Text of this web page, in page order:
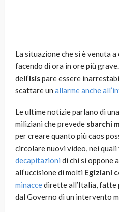
La situazione che si è venuta a
facendo di ora in ore più grave.
dell’Isispare essere
scattare un allarme anche
Le ultime notizie parlano di
miliziani che prevede sbarchi
per creare quanto più caos
circolare nuovi video, nei
decapitazioni di chi si oppone
all’uccisione di molti Egiziani
minaccedirette all’Italia, fatte
dal Governo di un intervento